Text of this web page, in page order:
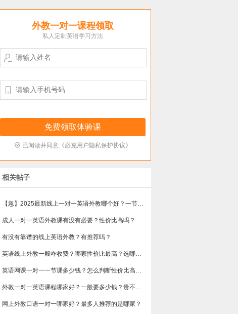
外教一对一课程领取
私人定制英语学习方法


 已阅读并同意《必克用户隐私保护协议》
相关帖子
【急】2025最新线上一对一英语外教哪个好？一节课多少钱？
成人一对一英语外教课有没有必要？性价比高吗？
有没有靠谱的线上英语外教？有推荐吗？
英语线上外教一般咋收费？哪家性价比最高？选哪个不会踩雷？
英语网课一对一一节课多少钱？怎么判断性价比高不高？
​外教一对一英语课程哪家好？一般要多少钱？贵不贵？
​网上外教口语一对一哪家好？最多人推荐的是哪家？